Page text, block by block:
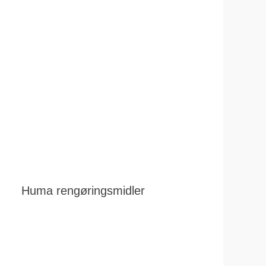
Huma rengøringsmidler